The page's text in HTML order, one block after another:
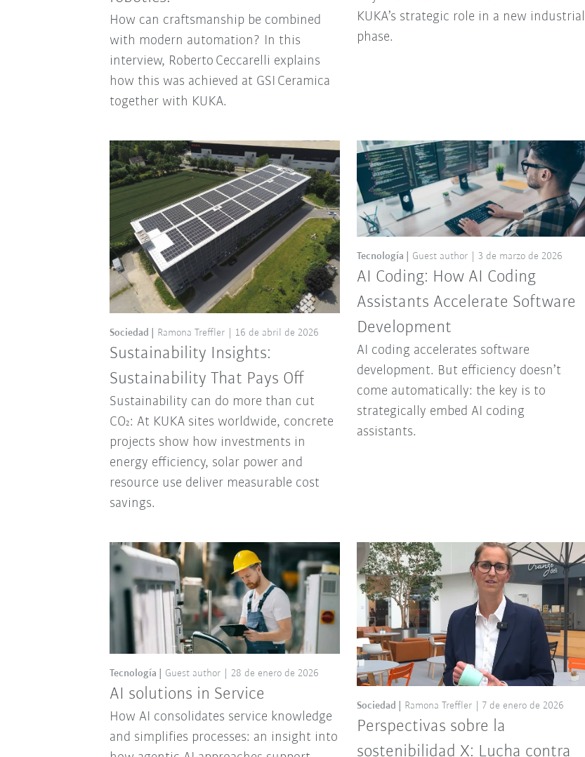
How can craftsmanship be combined
with modern automation? In this
interview, Roberto Ceccarelli explains
how this was achieved at GSI Ceramica
together with KUKA.
KUKA’s strategic role in a new industrial
phase.
Sustainability Insights:
Sustainability That Pays Off
Sociedad Ramona Treffler 16 de abril de 2026
Sustainability can do more than cut
CO₂: At KUKA sites worldwide, concrete
projects show how investments in
energy efficiency, solar power and
resource use deliver measurable cost
savings.
AI Coding: How AI Coding
Assistants Accelerate Software
Development
Tecnología Guest author 3 de marzo de 2026
AI coding accelerates software
development. But efficiency doesn’t
come automatically: the key is to
strategically embed AI coding
assistants.
AI solutions in Service
Tecnología Guest author 28 de enero de 2026
How AI consolidates service knowledge
and simplifies processes: an insight into
Perspectivas sobre la
sostenibilidad X: Lucha contra
Sociedad Ramona Treffler 7 de enero de 2026